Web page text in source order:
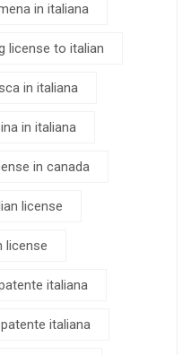
in italiana
license to italian
in italiana
in italiana
in canada
license
license
italiana
italiana